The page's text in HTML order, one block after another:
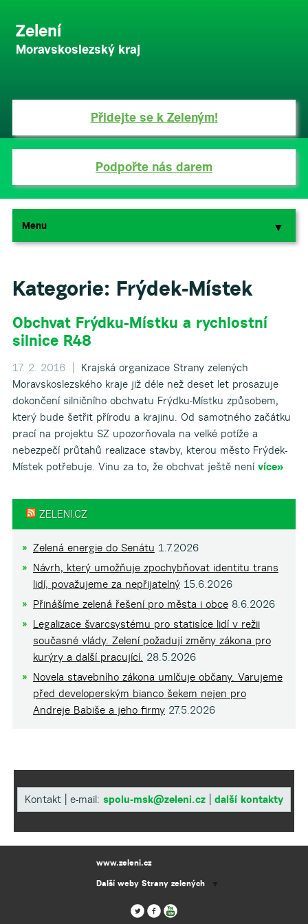
Zelení
Moravskoslezský kraj
Přidejte se k Zeleným!
Podpořte nás darem
Menu ▼
▼
Kategorie: Frýdek-Místek
Obchvat Frýdku-Místku a rychlostní
silnice R48
17. 2. 2016 |
Krajská organizace Strany zelených
Moravskoslezského kraje již déle než deset let prosazuje
dokončení silničního obchvatu Frýdku-Místku způsobem,
který bude šetřit přírodu a krajinu. Od samotného začátku
prací na projektu SZ upozorňovala na velké potíže a
nebezpečí průtahů realizace stavby, kterou město Frýdek-
Místek potřebuje. Vinu za to, že obchvat ještě není více»
ZELENI.CZ
Zelená energie do Senátu 1.7.2026
Návrh, který umožňuje zpochybňovat identitu trans
lidí, považujeme za nepřijatelný 15.6.2026
Přinášíme zelená řešení pro města i obce 8.6.2026
Legalizace švarcsystému pro statisíce lidí v režii
současné vlády. Zelení požadují změny zákona pro
kurýry a další pracující. 28.5.2026
Novela stavebního zákona umlčuje občany. Varujeme
před developerským bianco šekem nejen pro
Andreje Babiše a jeho firmy 27.5.2026
Kontakt | e-mail: spolu-msk@zeleni.cz další kontakty
www.zeleni.cz
Další weby Strany zelených
▼